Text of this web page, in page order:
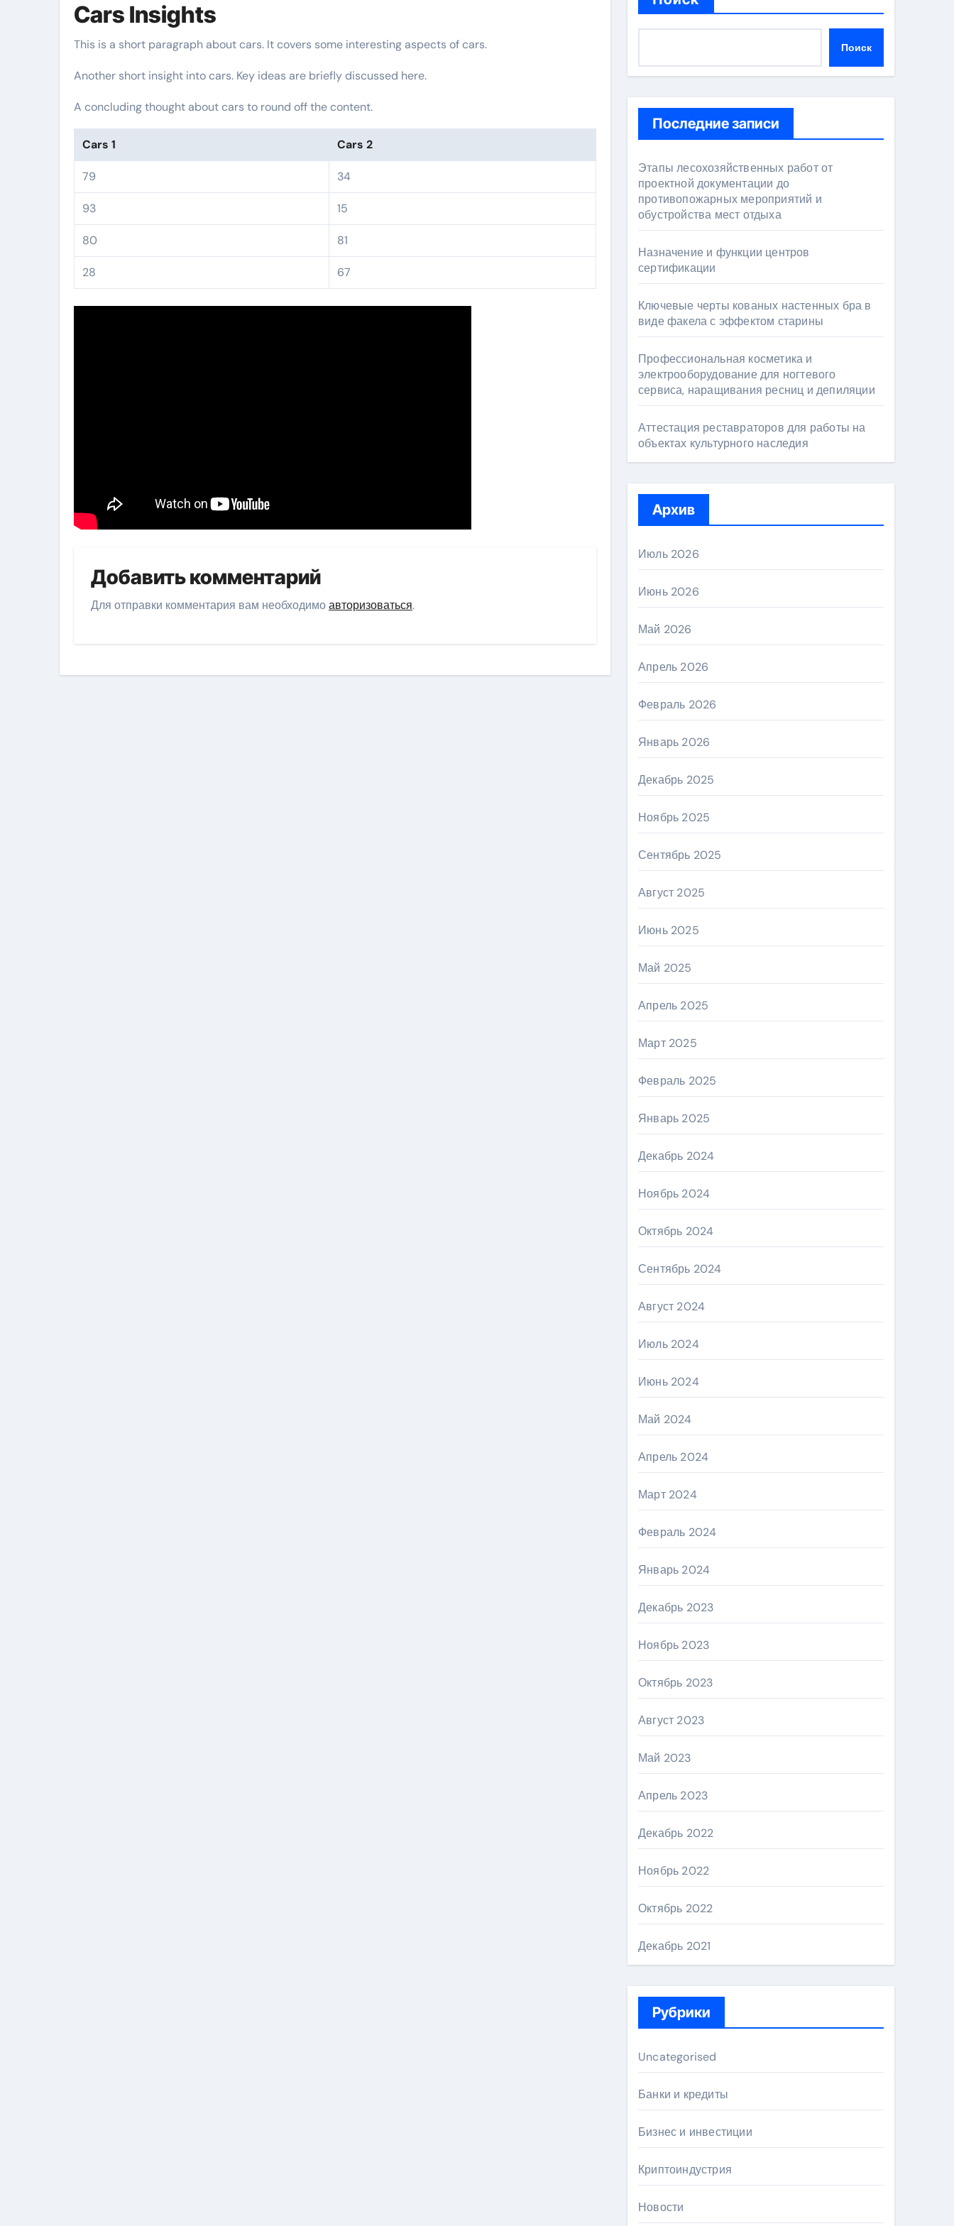
Cars Insights
This is a short paragraph about cars. It covers some interesting aspects of cars.
Another short insight into cars. Key ideas are briefly discussed here.
A concluding thought about cars to round off the content.
Cars 1 Cars 2
79 34
93 15
80 81
28 67
Добавить комментарий
Для отправки комментария вам необходимоавторизоваться.
Поиск
Последние записи
Этапы лесохозяйственных работ от
проектной документации до
противопожарных мероприятий и
обустройства мест отдыха
Назначение и функции центров
сертификации
Ключевые черты кованых настенных бра в
виде факела с эффектом старины
Профессиональная косметика и
электрооборудование для ногтевого
сервиса, наращивания ресниц и депиляции
Аттестация реставраторов для работы на
объектах культурного наследия
Архив
Июль 2026
Июнь 2026
Май 2026
Апрель 2026
Февраль 2026
Январь 2026
Декабрь 2025
Ноябрь 2025
Сентябрь 2025
Август 2025
Июнь 2025
Май 2025
Апрель 2025
Март 2025
Февраль 2025
Январь 2025
Декабрь 2024
Ноябрь 2024
Октябрь 2024
Сентябрь 2024
Август 2024
Июль 2024
Июнь 2024
Май 2024
Апрель 2024
Март 2024
Февраль 2024
Январь 2024
Декабрь 2023
Ноябрь 2023
Октябрь 2023
Август 2023
Май 2023
Апрель 2023
Декабрь 2022
Ноябрь 2022
Октябрь 2022
Декабрь 2021
Рубрики
Uncategorised
Банки и кредиты
Бизнес и инвестиции
Криптоиндустрия
Новости